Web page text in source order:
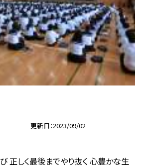
更新日 2023/09/02
正しく最後までやり抜く 心豊かな生